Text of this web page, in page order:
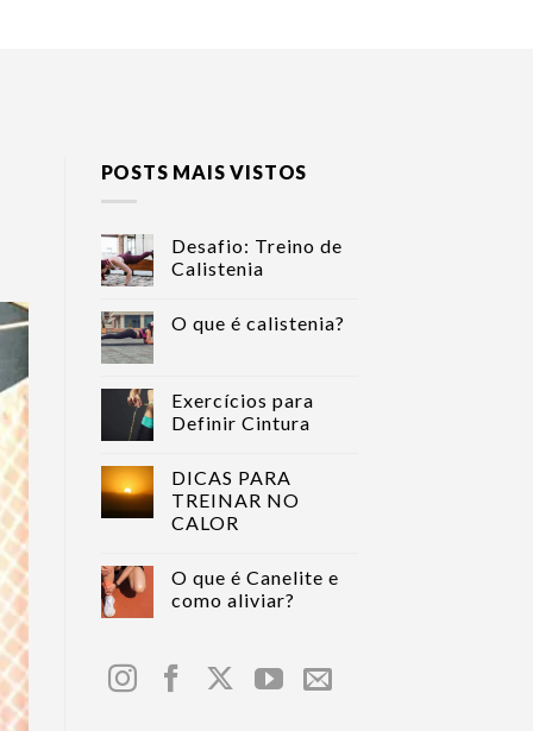
POSTS MAIS VISTOS
Desafio: Treino de
Calistenia
O que é calistenia?
Exercícios para
Definir Cintura
DICAS PARA
TREINAR NO
CALOR
O que é Canelite e
como aliviar?